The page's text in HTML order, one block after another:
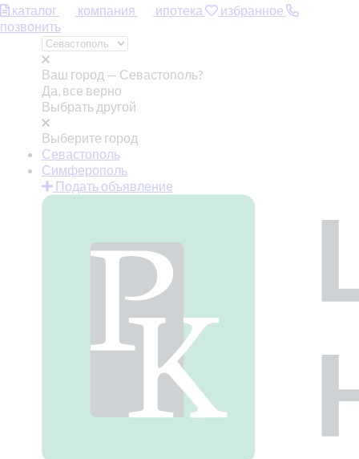
каталог компания ипотека
избранное
позвонить
Ваш город — Севастополь?
Да, все верно
Выбрать другой
Выберите город
Севастополь
Симферополь
Подать объявление